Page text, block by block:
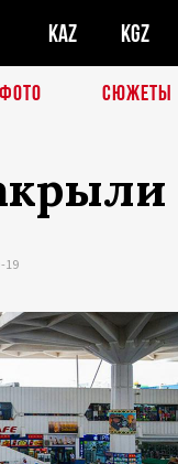
KAZ KGZ
ФОТО СЮЖЕТЫ
19